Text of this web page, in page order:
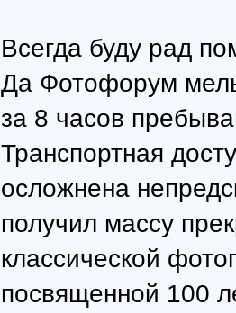
Всегда буду рад
Да Фотофорум
за 8 часов
Транспортная
осложнена
получил массу
классической
посвященной 100